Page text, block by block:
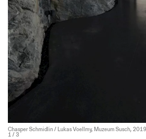
Chasper Schmidlin / Lukas Voellmy, Muzeum Susch,
1 / 3